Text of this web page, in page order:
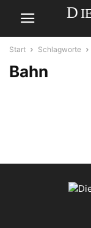
Start Schlagworte
Bahn